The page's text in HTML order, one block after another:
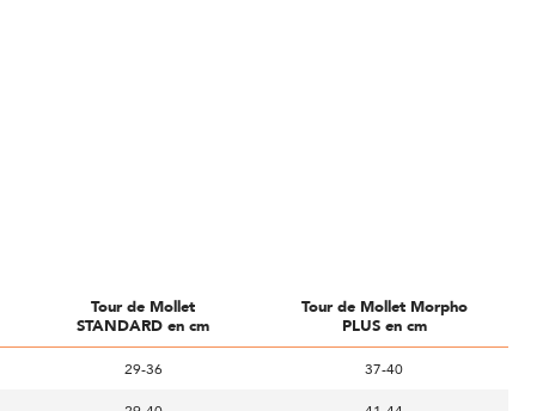
Tour de Mollet
STANDARD en cm
Tour de Mollet Morpho
PLUS en cm
29-36
37-40